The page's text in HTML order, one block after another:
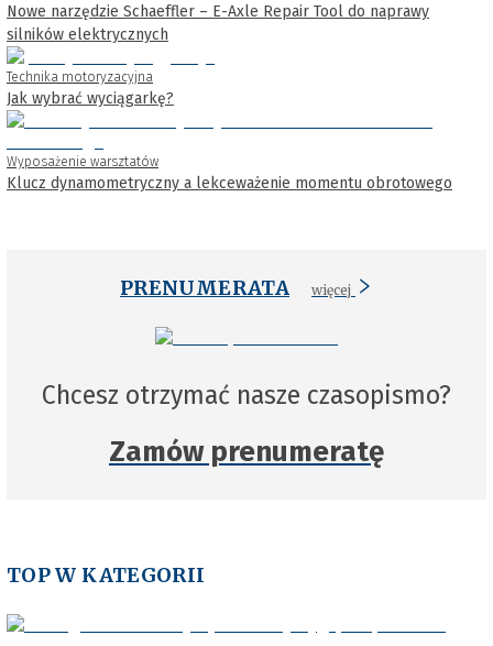
Nowe narzędzie Schaeffler – E-Axle Repair Tool do naprawy
silników elektrycznych
Technika motoryzacyjna
Jak wybrać wyciągarkę?
Wyposażenie warsztatów
Klucz dynamometryczny a lekceważenie momentu obrotowego
PRENUMERATA więcej
Chcesz otrzymać nasze czasopismo?
Zamów prenumeratę
TOP W KATEGORII